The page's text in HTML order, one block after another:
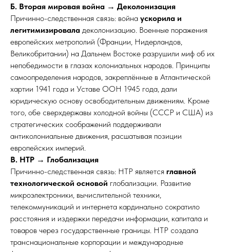
Б. Вторая мировая война → Деколонизация
Причинно-следственная связь: война ускорила и
легитимизировала деколонизацию. Военные поражения
европейских метрополий (Франции, Нидерландов,
Великобритании) на Дальнем Востоке разрушили миф об их
непобедимости в глазах колониальных народов. Принципы
самоопределения народов, закреплённые в Атлантической
хартии 1941 года и Уставе ООН 1945 года, дали
юридическую основу освободительным движениям. Кроме
того, обе сверхдержавы холодной войны (СССР и США) из
стратегических соображений поддерживали
антиколониальные движения, расшатывая позиции
европейских империй.
В. НТР → Глобализация
Причинно-следственная связь: НТР является главной
технологической основой глобализации. Развитие
микроэлектроники, вычислительной техники,
телекоммуникаций и интернета кардинально сократило
расстояния и издержки передачи информации, капитала и
товаров через государственные границы. НТР создала
транснациональные корпорации и международные